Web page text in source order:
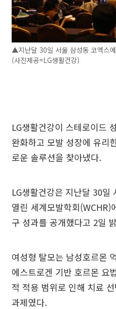
▲지난달 30일 서울 삼성동 코엑스
(사진제공=LG생활건강)
LG생활건강이 스테로이드
완화하고 모발 성장에 유리
로운 솔루션을 찾아냈다.
LG생활건강은 지난달 30일
열린 세계모발학회(WCHR)
구 성과를 공개했다고 2일
여성형 탈모는 남성호르몬
에스트로겐 기반 호르몬 요
적 적용 범위로 인해 치료
과제였다.